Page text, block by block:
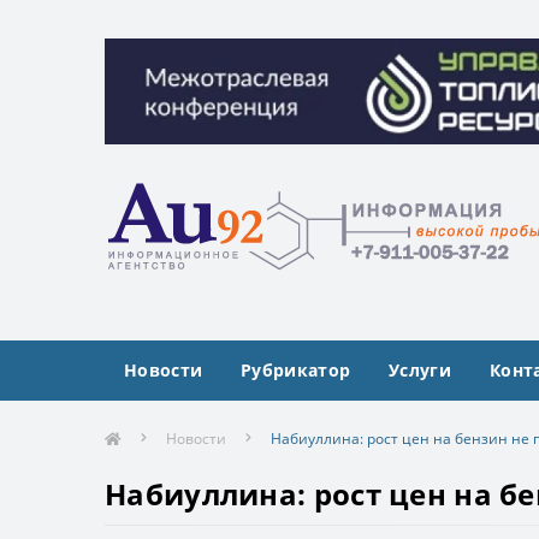
Межотраслевая конференция
Межотраслевая конференция
Новости Рубрикатор Услуги
Новости Набиуллина: рост цен на бензин
Набиуллина: рост цен на